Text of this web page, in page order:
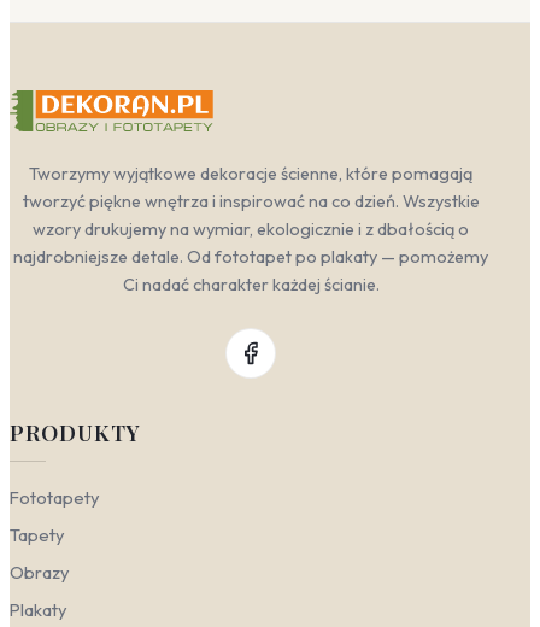
Tworzymy wyjątkowe dekoracje ścienne, które pomagają
tworzyć piękne wnętrza i inspirować na co dzień. Wszystkie
wzory drukujemy na wymiar, ekologicznie i z dbałością o
najdrobniejsze detale. Od fototapet po plakaty — pomożemy
Ci nadać charakter każdej ścianie.
PRODUKTY
Fototapety
Tapety
Obrazy
Plakaty